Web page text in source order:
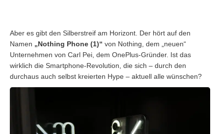
Aber es gibt den Silberstreif am Horizont. Der hört auf den
Namen „Nothing Phone (1)“ von Nothing, dem „neuen“
Unternehmen von Carl Pei, dem OnePlus-Gründer. Ist das
wirklich die Smartphone-Revolution, die sich – durch den
durchaus auch selbst kreierten Hype – aktuell alle wünschen?